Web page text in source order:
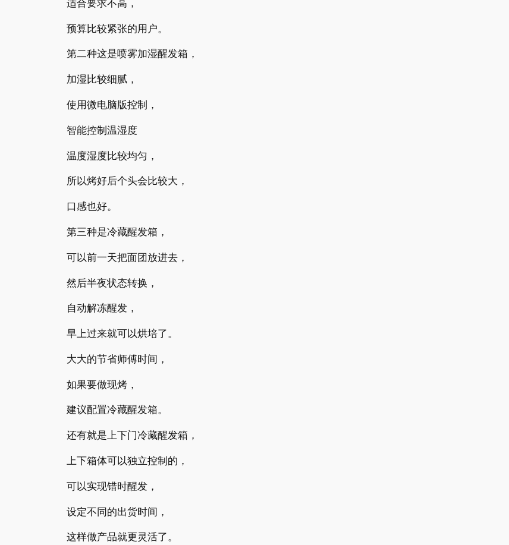
适合要求不高，
预算比较紧张的用户。
第二种这是喷雾加湿醒发箱，
加湿比较细腻，
使用微电脑版控制，
智能控制温湿度
温度湿度比较均匀，
所以烤好后个头会比较大，
口感也好。
第三种是冷藏醒发箱，
可以前一天把面团放进去，
然后半夜状态转换，
自动解冻醒发，
早上过来就可以烘培了。
大大的节省师傅时间，
如果要做现烤，
建议配置冷藏醒发箱。
还有就是上下门冷藏醒发箱，
上下箱体可以独立控制的，
可以实现错时醒发，
设定不同的出货时间，
这样做产品就更灵活了。